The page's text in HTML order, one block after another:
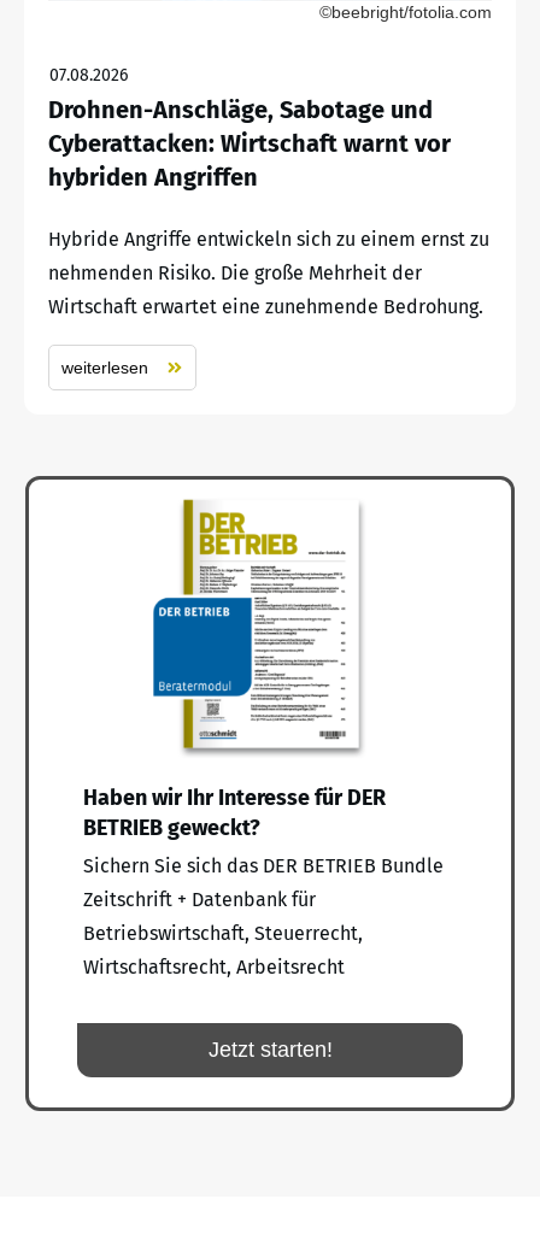
©beebright/fotolia.com
07.08.2026
Drohnen-Anschläge, Sabotage und
Cyberattacken: Wirtschaft warnt vor
hybriden Angriffen
Hybride Angriffe entwickeln sich zu einem ernst zu
nehmenden Risiko. Die große Mehrheit der
Wirtschaft erwartet eine zunehmende Bedrohung.
weiterlesen
Haben wir Ihr Interesse für DER
BETRIEB geweckt?
Sichern Sie sich das DER BETRIEB Bundle
Zeitschrift + Datenbank für
Betriebswirtschaft, Steuerrecht,
Wirtschaftsrecht, Arbeitsrecht
Jetzt starten!